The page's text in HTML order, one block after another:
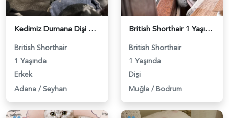
Kedimiz Dumana Dişi Eş arıyoruz - 118984658
British Shorthair
1 Yaşında
Erkek
Adana / Seyhan
British Shorthair 1 Yaşında Eş Arıyor - 118984662
British Shorthair
1 Yaşında
Dişi
Muğla / Bodrum